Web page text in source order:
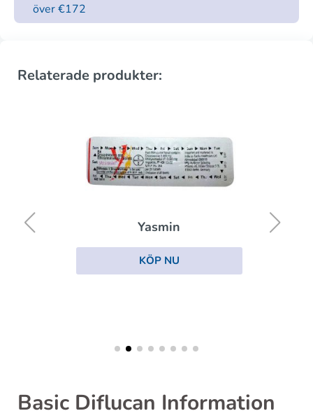
över €172
Relaterade produkter:
Yasmin
KÖP NU
Basic Diflucan Information